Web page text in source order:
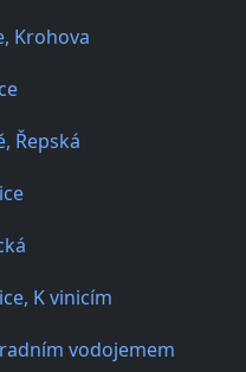
Krohova
Řepská
K vinicím
vodojemem